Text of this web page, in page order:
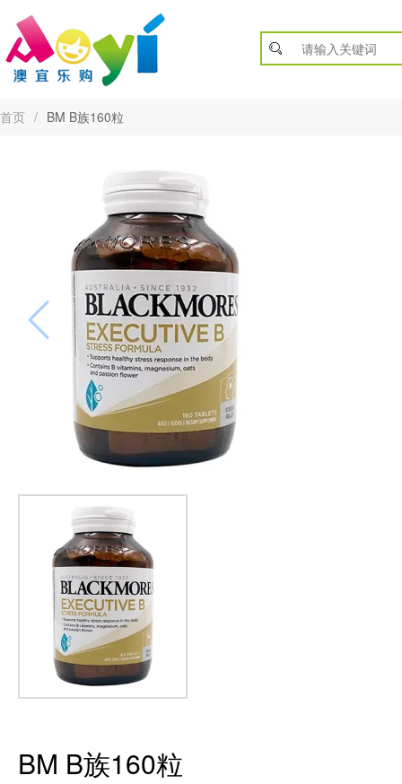
首页 / BM B族160粒
BM B族160粒